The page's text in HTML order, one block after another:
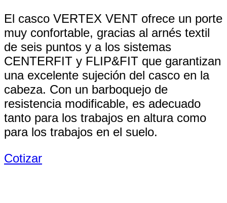
El casco VERTEX VENT ofrece un porte
muy confortable, gracias al arnés textil
de seis puntos y a los sistemas
CENTERFIT y FLIP&FIT que garantizan
una excelente sujeción del casco en la
cabeza. Con un barboquejo de
resistencia modificable, es adecuado
tanto para los trabajos en altura como
para los trabajos en el suelo.
Cotizar